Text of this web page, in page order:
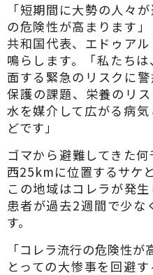
「短期間に大勢の人々
の危険性が高まります
共和国代表、エドゥア
鳴らします。「私たち
面する緊急のリスクに警
保護の課題、栄養のリス
水を媒介して広がる病
どです」
ゴマから避難してきた
西25kmに位置するサケ
この地域はコレラが発
患者が過去2週間で少な
す。
「コレラ流行の危険性
とっての大惨事を回避